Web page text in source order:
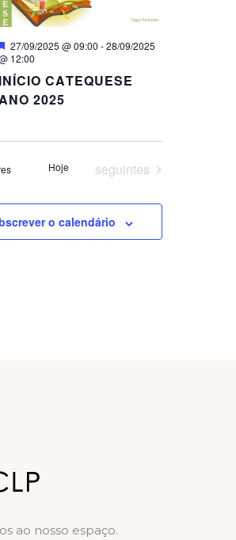
N
A
I
G
T
Destaque
27/09/2025 @ 09:00 -28/09/2025
12:00
INÍCIO CATEQUESE
2025
Hoje Eventos
seguintes
o calendário
ao nosso espaço.